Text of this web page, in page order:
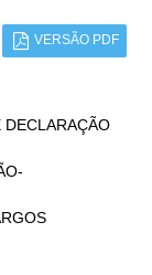
VERSÃO PDF
DECLARAÇÃO